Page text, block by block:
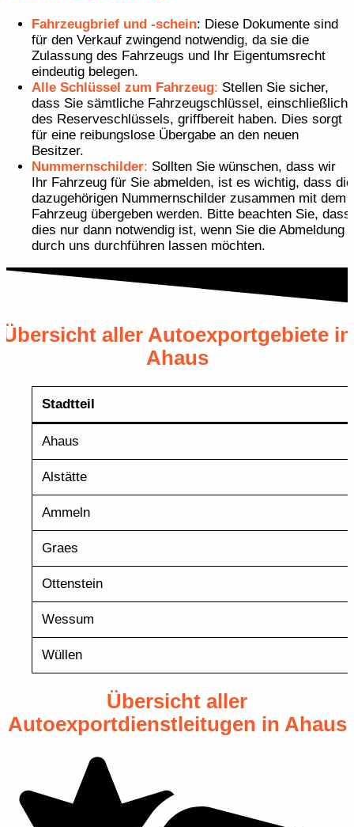
Fahrzeugbrief und -schein: Diese Dokumente sind
für den Verkauf zwingend notwendig, da sie die
Zulassung des Fahrzeugs und Ihr Eigentumsrecht
eindeutig belegen.
Alle Schlüssel zum Fahrzeug: Stellen Sie sicher,
dass Sie sämtliche Fahrzeugschlüssel, einschließlich
des Reserveschlüssels, griffbereit haben. Dies sorgt
für eine reibungslose Übergabe an den neuen
Besitzer.
Nummernschilder: Sollten Sie wünschen, dass wir
Ihr Fahrzeug für Sie abmelden, ist es wichtig, dass die
dazugehörigen Nummernschilder zusammen mit dem
Fahrzeug übergeben werden. Bitte beachten Sie, dass
dies nur dann notwendig ist, wenn Sie die Abmeldung
durch uns durchführen lassen möchten.
Übersicht aller Autoexportgebiete in
Ahaus
Stadtteil
Ahaus
Alstätte
Ammeln
Graes
Ottenstein
Wessum
Wüllen
Übersicht aller
Autoexportdienstleitugen in Ahaus